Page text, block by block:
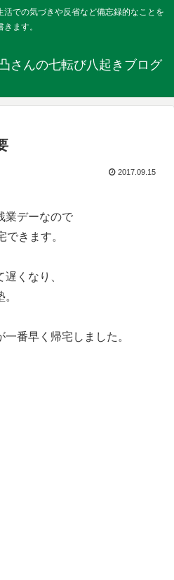
での気づきや反省など備忘録的なことを
きます。
さんの七転び八起きブログ
2017.09.15
業デーなので
きます。
くなり、
番早く帰宅しました。